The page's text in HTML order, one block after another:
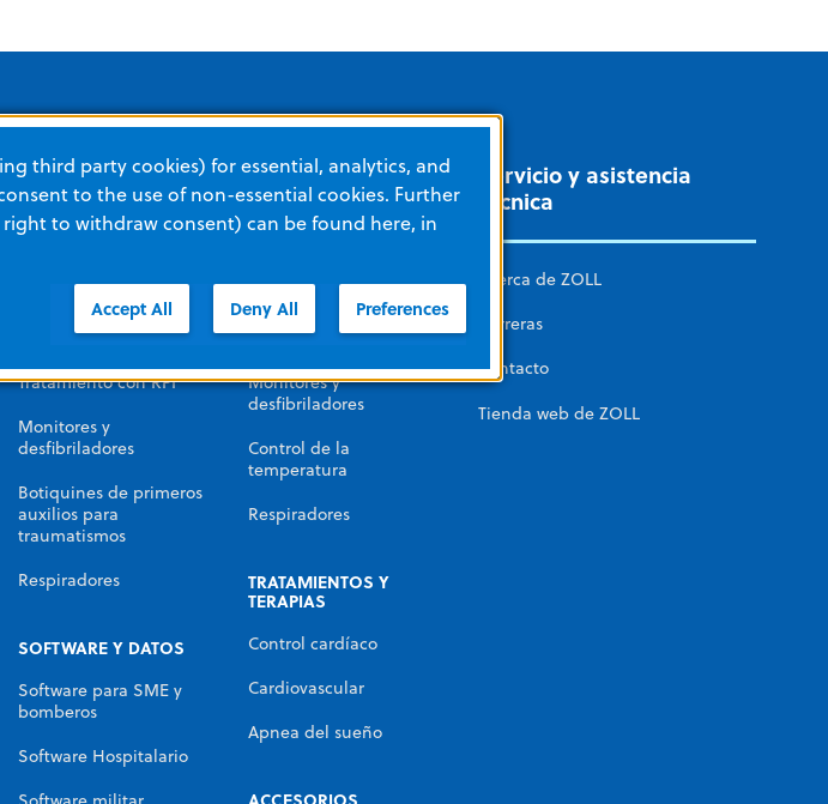
Categorías de productos
RCP automatizada
Tratamiento con RPI
Monitores y
desfibriladores
Botiquines de primeros
auxilios para
traumatismos
Respiradores
RCP automatizada
Tratamiento con RPI
Monitores y
desfibriladores
Control de la
temperatura
Respiradores
TRATAMIENTOS Y
TERAPIAS
Control cardíaco
Cardiovascular
Apnea del sueño
SOFTWARE Y DATOS
Software para SME y
bomberos
Software Hospitalario
Servicio y asistencia
técnica
Acerca de ZOLL
Carreras
Contacto
Tienda web de ZOLL
third party cookies) for essential, analytics, and
to the use of non-essential cookies. Further
to withdraw consent) can be found here, in
Accept All Deny All Preferences